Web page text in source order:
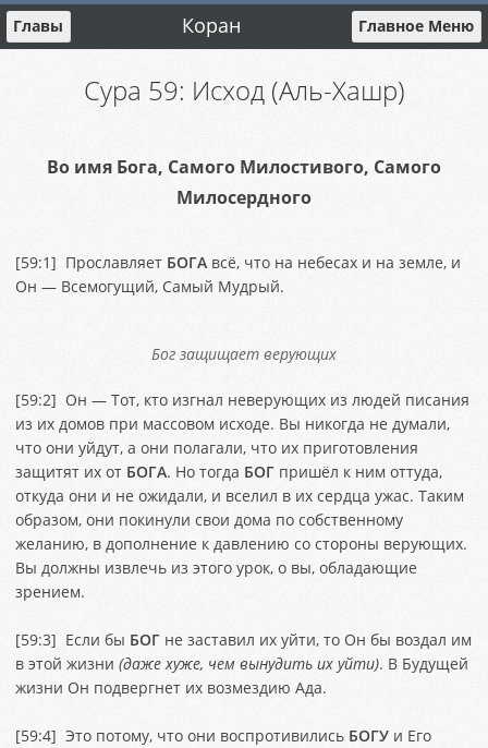
Главы Главное Меню
Коран
Сура 59: Исход (Аль-Хашр)
Во имя Бога, Самого Милостивого, Самого
Милосердного
[59:1] Прославляет БОГА всё, что на небесах и на земле, и
Он — Всемогущий, Самый Мудрый.
Бог защищает верующих
[59:2] Он — Тот, кто изгнал неверующих из людей писания
из их домов при массовом исходе. Вы никогда не думали,
что они уйдут, а они полагали, что их приготовления
защитят их от БОГА. Но тогда БОГ пришёл к ним оттуда,
откуда они и не ожидали, и вселил в их сердца ужас. Таким
образом, они покинули свои дома по собственному
желанию, в дополнение к давлению со стороны верующих.
Вы должны извлечь из этого урок, о вы, обладающие
зрением.
[59:3] Если бы БОГ не заставил их уйти, то Он бы воздал им
в этой жизни (даже хуже, чем вынудить их уйти). В Будущей
жизни Он подвергнет их возмездию Ада.
[59:4] Это потому, что они воспротивились БОГУ и Его